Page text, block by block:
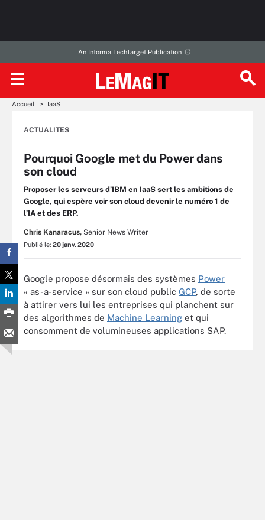
An Informa TechTarget Publication
Accueil IaaS
ACTUALITES
Pourquoi Google met du Power dans
son cloud
Proposer les serveurs d’IBM en IaaS sert les ambitions de
Google, qui espère voir son cloud devenir le numéro 1 de
l’IA et des ERP.
Chris Kanaracus, Senior News Writer
Publié le: 20 janv. 2020
Google propose désormais des systèmes Power
« as-a-service » sur son cloud public GCP, de sorte
à attirer vers lui les entreprises qui planchent sur
des algorithmes de Machine Learning et qui
consomment de volumineuses applications SAP.